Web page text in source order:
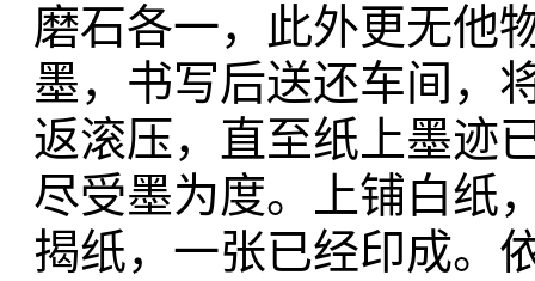
磨石各一，此外更无他
墨，书写后送还车间，
返滚压，直至纸上墨迹
尽受墨为度。上铺白纸
揭纸，一张已经印成。